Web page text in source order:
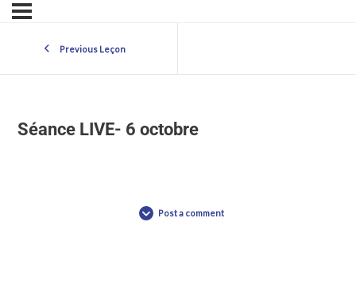
Previous Leçon
Séance LIVE- 6 octobre
Post a comment